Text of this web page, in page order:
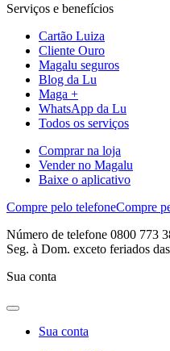
Serviços e benefícios
Cartão Luiza
Cliente Ouro
Magalu seguros
Blog da Lu
Maga +
WhatsApp da Lu
Todos os serviços
Comprar na loja
Vender no Magalu
Baixe o aplicativo
Compre pelo telefoneCompre
Número de telefone 0800 773
Seg. à Dom. exceto feriados
Sua conta
Sua conta